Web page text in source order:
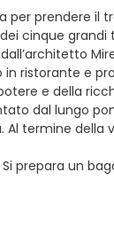
prendere il
cinque
ristorante e
e della
dal lungo
termine della
prepara un